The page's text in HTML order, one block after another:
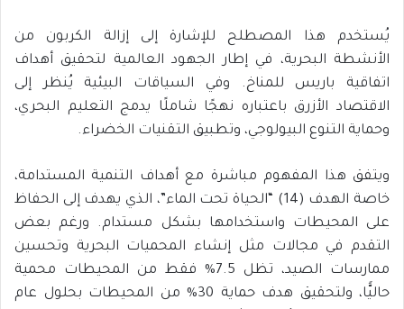
يُستخدم هذا المصطلح للإشارة إلى إزالة الكربون من
الأنشطة البحرية، في إطار الجهود العالمية لتحقيق أهداف
اتفاقية باريس للمناخ. وفي السياقات البيئية يُنظر إلى
الاقتصاد الأزرق باعتباره نهجًا شاملًا يدمج التعليم البحري،
وحماية التنوع البيولوجي، وتطبيق التقنيات الخضراء.
ويتفق هذا المفهوم مباشرة مع أهداف التنمية المستدامة،
خاصة الهدف (14) “الحياة تحت الماء”، الذي يهدف إلى الحفاظ
على المحيطات واستخدامها بشكل مستدام. ورغم بعض
التقدم في مجالات مثل إنشاء المحميات البحرية وتحسين
ممارسات الصيد، تظل 7.5% فقط من المحيطات محمية
حاليًّا، ولتحقيق هدف حماية 30% من المحيطات بحلول عام